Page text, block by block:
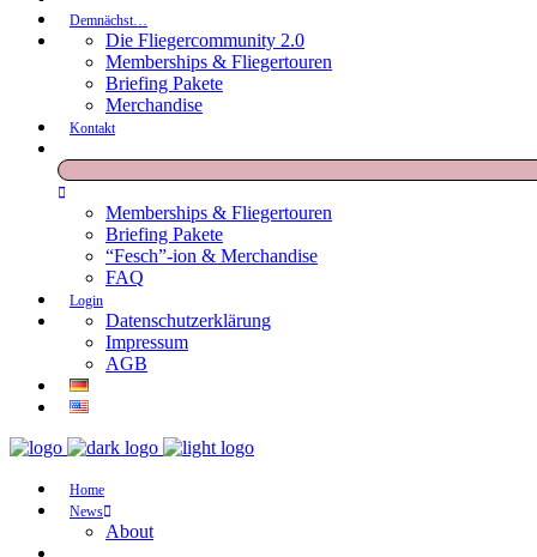
Demnächst…
Die Fliegercommunity 2.0
Memberships & Fliegertouren
Briefing Pakete
Merchandise
Kontakt
Memberships & Fliegertouren
Briefing Pakete
“Fesch”-ion & Merchandise
FAQ
Login
Datenschutzerklärung
Impressum
AGB
Home
News
About